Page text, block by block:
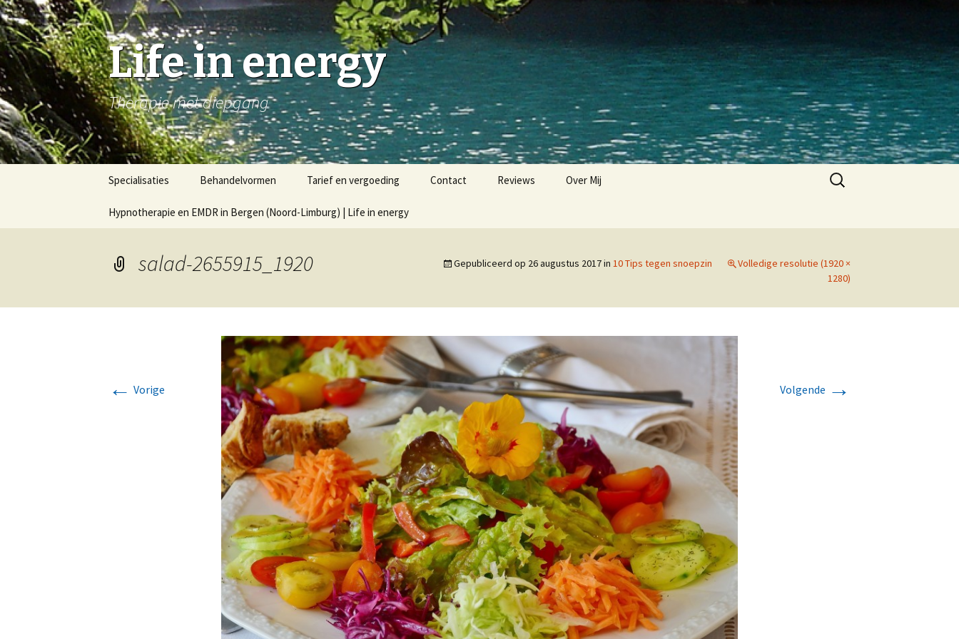
Life in energy
Therapie met diepgang
inhoud
Specialisaties Behandelvormen Tarief en vergoeding Contact Reviews Over Mij
Hypnotherapie en EMDR in Bergen (Noord-Limburg) | Life in energy
Zoeken
naar:
salad-2655915_1920 Gepubliceerd op 26 augustus 2017in 10 Tips tegen snoepzin
Volledige resolutie (1920 ×
1280)
← Vorige Volgende →